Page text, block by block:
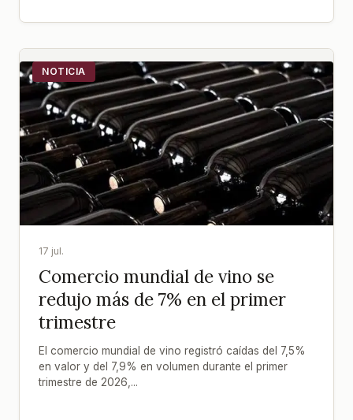
NOTICIA
17 jul.
Comercio mundial de vino se
redujo más de 7% en el primer
trimestre
El comercio mundial de vino registró caídas del 7,5%
en valor y del 7,9% en volumen durante el primer
trimestre de 2026,...